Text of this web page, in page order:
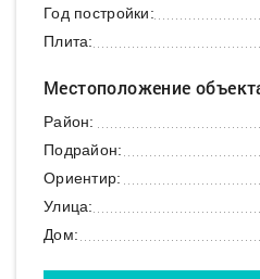
Год постройки:
Плита:
Местоположение
Район:
Подрайон:
Ориентир:
Улица:
Дом: